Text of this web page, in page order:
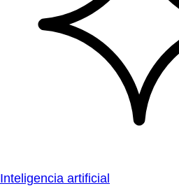
Inteligencia artificial